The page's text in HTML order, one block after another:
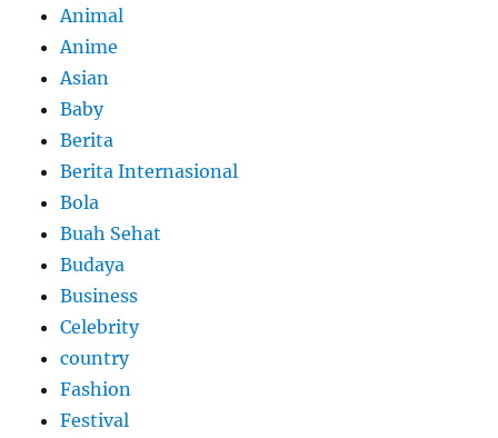
Animal
Anime
Asian
Baby
Berita
Berita Internasional
Bola
Buah Sehat
Budaya
Business
Celebrity
country
Fashion
Festival